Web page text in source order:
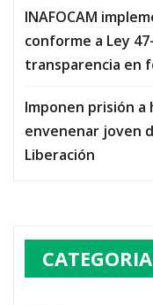
INAFOCAM
conforme a Ley
transparencia en
Imponen prisión
envenenar joven
Liberación